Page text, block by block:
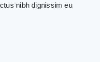
nibh dignissim eu